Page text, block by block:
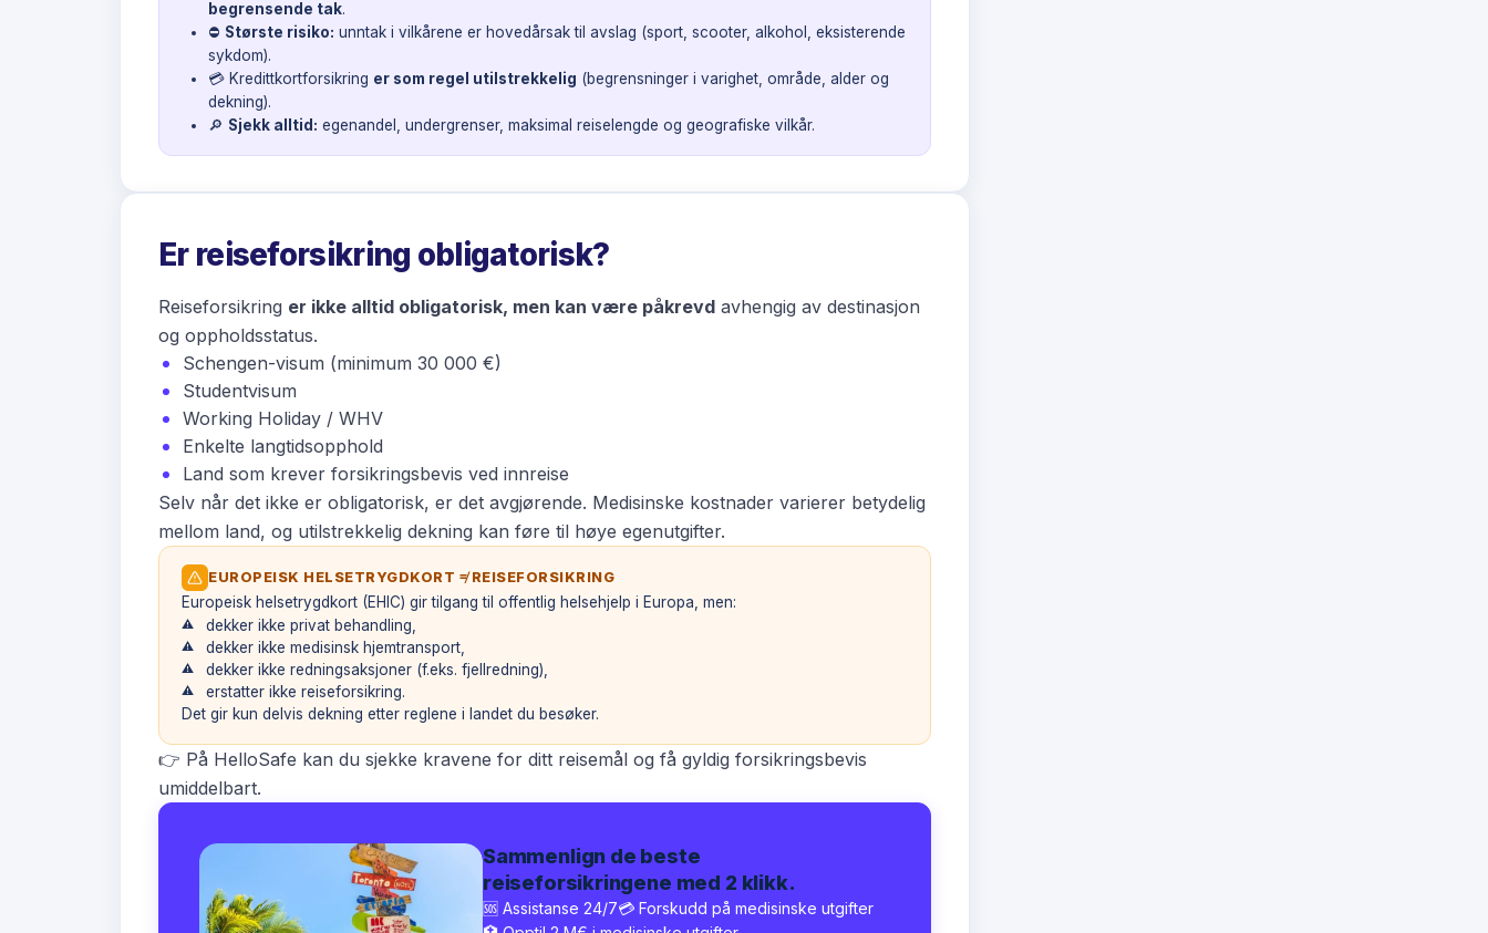
begrensende tak.
⛔ Største risiko: unntak i vilkårene er hovedårsak til avslag (sport, scooter, alkohol, eksisterende
sykdom).
💳 Kredittkortforsikring er som regel utilstrekkelig (begrensninger i varighet, område, alder og
dekning).
🔎 Sjekk alltid: egenandel, undergrenser, maksimal reiselengde og geografiske vilkår.
Er reiseforsikring obligatorisk?
Reiseforsikring er ikke alltid obligatorisk, men kan være påkrevd avhengig av destinasjon
og oppholdsstatus.
Schengen-visum (minimum 30 000 €)
Studentvisum
Working Holiday / WHV
Enkelte langtidsopphold
Land som krever forsikringsbevis ved innreise
Selv når det ikke er obligatorisk, er det avgjørende. Medisinske kostnader varierer betydelig
mellom land, og utilstrekkelig dekning kan føre til høye egenutgifter.
EUROPEISK HELSETRYGDKORT ≠ REISEFORSIKRING
Europeisk helsetrygdkort (EHIC) gir tilgang til offentlig helsehjelp i Europa, men:
dekker ikke privat behandling,
dekker ikke medisinsk hjemtransport,
dekker ikke redningsaksjoner (f.eks. fjellredning),
erstatter ikke reiseforsikring.
Det gir kun delvis dekning etter reglene i landet du besøker.
👉 På HelloSafe kan du sjekke kravene for ditt reisemål og få gyldig forsikringsbevis
umiddelbart.
Sammenlign de beste
reiseforsikringene med 2 klikk.
🆘 Assistanse 24/7💳 Forskudd på medisinske utgifter